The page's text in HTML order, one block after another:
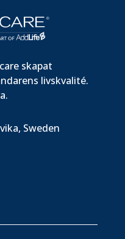
skapat
livskvalité.
Sweden